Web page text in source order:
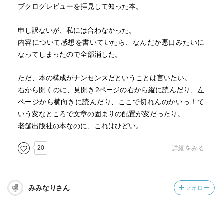
ブクログレビューを拝見して知った本。
申し訳ないが、私には合わなかった。
内容について感想を書いていたら、なんだか悪口みたいに
なってしまったので全部消した。
ただ、本の構成がナンセンスだということは言いたい。
右から開くのに、見開き2ページの右から縦に読んだり、左
ページから横向きに読んだり、ここで切れんのかいっ！て
いう変なところで文章の固まりの配置が変だったり。
老舗出版社の本なのに、これはひどい。
20 詳細をみる
みみなりさん フォロー